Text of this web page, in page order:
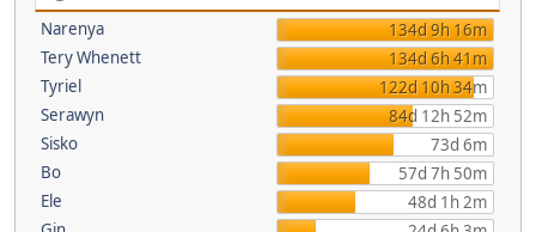
Narenya
134d 9h 16m
Tery Whenett
134d 6h 41m
Tyriel
122d 10h 34m
Serawyn
84d 12h 52m
Sisko
73d 6m
Bo
57d 7h 50m
Ele
48d 1h 2m